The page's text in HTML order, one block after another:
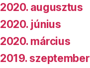
2020. augusztus
2020. június
2020. március
2019. szeptember